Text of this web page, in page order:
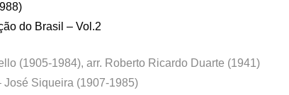
do Brasil – Vol.2
(1905-1984), arr. Roberto Ricardo Duarte (1941)
Siqueira (1907-1985)